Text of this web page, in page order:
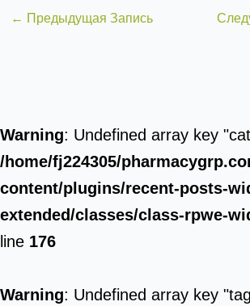
← Предыдущая Запись
Warning: Undefined array key
/home/fj224305/
content/plugins/recent-posts-
extended/classes/class-rpwe-
line 176
Warning: Undefined array key